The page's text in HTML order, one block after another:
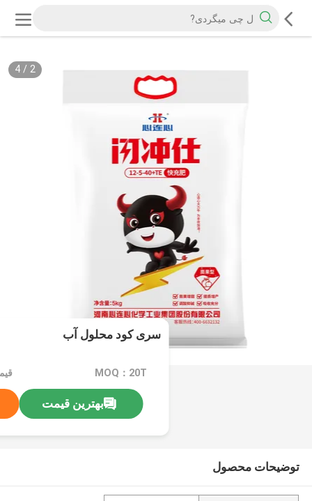
2
/
4
سری کود محلول آب
MOQ：20T
بهترین قیمت
توضیحات محصول